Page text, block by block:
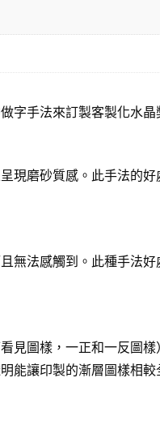
字手法來訂製客製化水晶
現磨砂質感。此手法的
無法感觸到。此種手法
見圖樣，一正和一反圖
能讓印製的漸層圖樣相較